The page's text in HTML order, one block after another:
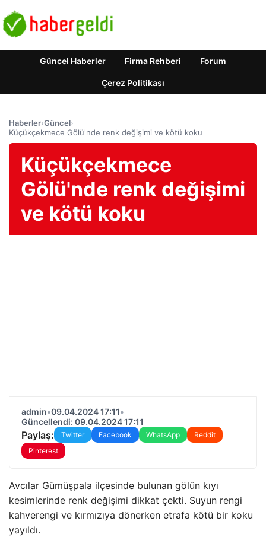
Güncel Haberler Firma Rehberi Forum
Çerez Politikası
Haberler›Güncel›
Küçükçekmece Gölü'nde renk değişimi ve kötü koku
Küçükçekmece
Gölü'nde renk değişimi
ve kötü koku
admin•09.04.2024 17:11•
Güncellendi: 09.04.2024 17:11
Paylaş: Twitter Facebook WhatsApp
Reddit
Pinterest
Avcılar Gümüşpala ilçesinde bulunan gölün kıyı
kesimlerinde renk değişimi dikkat çekti. Suyun rengi
kahverengi ve kırmızıya dönerken etrafa kötü bir koku
yayıldı.